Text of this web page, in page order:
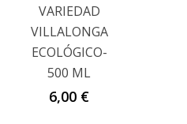
VARIEDAD
VILLALONGA
ECOLÓGICO-
500 ML
6,00 €